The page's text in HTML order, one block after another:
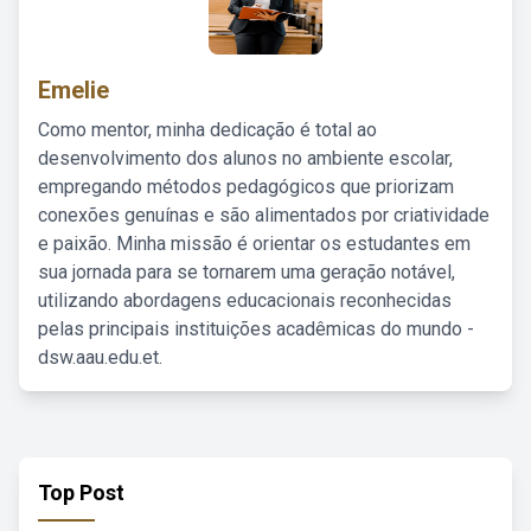
Emelie
Como mentor, minha dedicação é total ao
desenvolvimento dos alunos no ambiente escolar,
empregando métodos pedagógicos que priorizam
conexões genuínas e são alimentados por criatividade
e paixão. Minha missão é orientar os estudantes em
sua jornada para se tornarem uma geração notável,
utilizando abordagens educacionais reconhecidas
pelas principais instituições acadêmicas do mundo -
dsw.aau.edu.et.
Top Post